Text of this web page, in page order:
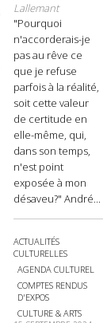
Lallemant
"Pourquoi
n'accorderais-je
pas au rêve ce
que je refuse
parfois à la réalité,
soit cette valeur
de certitude en
elle-même, qui,
dans son temps,
n'est point
exposée à mon
désaveu?" André...
ACTUALITÉS
CULTURELLES
AGENDA CULTUREL
COMPTES RENDUS
D'EXPOS
CULTURE & ARTS